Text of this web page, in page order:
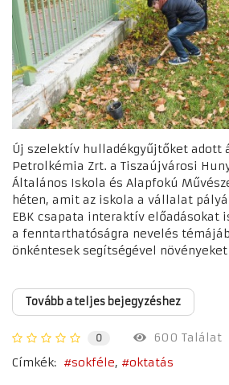
Új szelektív hulladékgyűjtőket adott
Petrolkémia Zrt. a Tiszaújvárosi
Általános Iskola és Alapfokú
héten, amit az iskola a vállalat
EBK csapata interaktív előadásokat
a fenntarthatóságra nevelés
önkéntesek segítségével növényeket
Tovább a teljes bejegyzéshez
0
600 Találat
Címkék:
sokféle oktatás